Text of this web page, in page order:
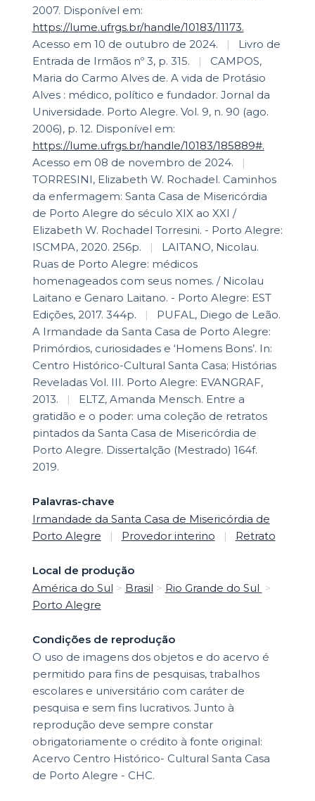
2007. Disponível em:
https://lume.ufrgs.br/handle/10183/11173.
Acesso em 10 de outubro de 2024.
|
Livro de
Entrada de Irmãos nº 3, p. 315.
|
CAMPOS,
Maria do Carmo Alves de. A vida de Protásio
Alves : médico, político e fundador. Jornal da
Universidade. Porto Alegre. Vol. 9, n. 90 (ago.
2006), p. 12. Disponível em:
https://lume.ufrgs.br/handle/10183/185889#.
Acesso em 08 de novembro de 2024.
|
TORRESINI, Elizabeth W. Rochadel. Caminhos
da enfermagem: Santa Casa de Misericórdia
de Porto Alegre do século XIX ao XXI /
Elizabeth W. Rochadel Torresini. - Porto Alegre:
ISCMPA, 2020. 256p.
|
LAITANO, Nicolau.
Ruas de Porto Alegre: médicos
homenageados com seus nomes. / Nicolau
Laitano e Genaro Laitano. - Porto Alegre: EST
Edições, 2017. 344p.
|
PUFAL, Diego de Leão.
A Irmandade da Santa Casa de Porto Alegre:
Primórdios, curiosidades e ‘Homens Bons’. In:
Centro Histórico-Cultural Santa Casa; Histórias
Reveladas Vol. III. Porto Alegre: EVANGRAF,
2013.
|
ELTZ, Amanda Mensch. Entre a
gratidão e o poder: uma coleção de retratos
pintados da Santa Casa de Misericórdia de
Porto Alegre. Dissertalção (Mestrado) 164f.
2019.
Palavras-chave
Irmandade da Santa Casa de Misericórdia de
Porto Alegre
| Provedor interino | Retrato
Local de produção
América do Sul > Brasil > Rio Grande do Sul >
Porto Alegre
Condições de reprodução
O uso de imagens dos objetos e do acervo é
permitido para fins de pesquisas, trabalhos
escolares e universitário com caráter de
pesquisa e sem fins lucrativos. Junto à
reprodução deve sempre constar
obrigatoriamente o crédito à fonte original:
Acervo Centro Histórico- Cultural Santa Casa
de Porto Alegre - CHC.